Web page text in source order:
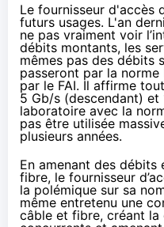
Le fournisseur d'accès
futurs usages. L'an
ne pas vraiment voir
débits montants, les
mêmes pas des débits
passeront par la
par le FAI. Il affirme
5 Gb/s (descendant) et
laboratoire avec la
pas être utilisée
plusieurs années.
En amenant des
fibre, le fournisseur
la polémique sur sa
même entretenu une
câble et fibre, créant la